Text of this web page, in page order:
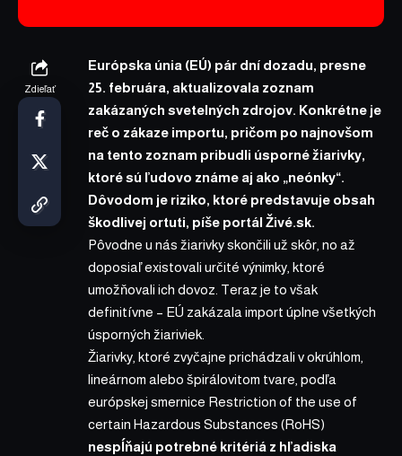
Zdieľať
Európska únia (EÚ) pár dní dozadu, presne
25. februára, aktualizovala zoznam
zakázaných svetelných zdrojov. Konkrétne je
reč o zákaze importu, pričom po najnovšom
na tento zoznam pribudli úsporné žiarivky,
ktoré sú ľudovo známe aj ako „neónky“.
Dôvodom je riziko, ktoré predstavuje obsah
škodlivej ortuti, píše portál Živé.sk.
Pôvodne u nás žiarivky skončili už skôr, no až
doposiaľ existovali určité výnimky, ktoré
umožňovali ich dovoz. Teraz je to však
definitívne – EÚ zakázala import úplne všetkých
úsporných žiariviek.
Žiarivky, ktoré zvyčajne prichádzali v okrúhlom,
lineárnom alebo špirálovitom tvare, podľa
európskej smernice Restriction of the use of
certain Hazardous Substances (RoHS)
nespĺňajú potrebné kritériá z hľadiska